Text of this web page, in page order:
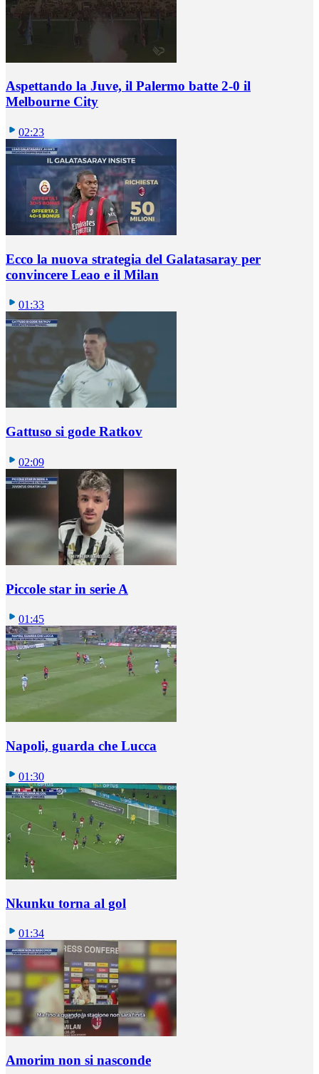
Aspettando la Juve, il Palermo batte 2-0 il
Melbourne City
02:23
Ecco la nuova strategia del Galatasaray per
convincere Leao e il Milan
01:33
Gattuso si gode Ratkov
02:09
Piccole star in serie A
01:45
Napoli, guarda che Lucca
01:30
Nkunku torna al gol
01:34
Amorim non si nasconde